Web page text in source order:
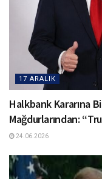
17 ARALIK
Halkbank Kararına
Mağdurlarından:
24.06.2026